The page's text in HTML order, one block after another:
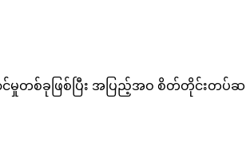
ာင်မှုတစ်ခုဖြစ်ပြီး အပြည့်အဝ စိတ်တိုင်းတပ်ဆ